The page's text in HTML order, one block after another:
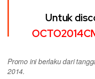
Untuk
Promo ini berlaku dari
2014.